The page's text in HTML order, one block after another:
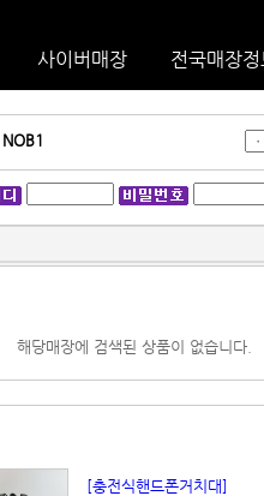
사이버매장 전국매장정
NOB1
해당매장에 검색된 상품이 없습니다.
[충전식핸드폰거치대]